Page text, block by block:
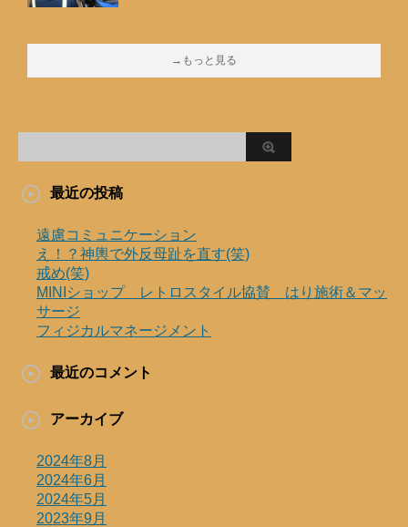
→もっと見る
最近の投稿
遠慮コミュニケーション
え！？神輿で外反母趾を直す(笑)
戒め(笑)
MINIショップ レトロスタイル協賛 はり施術＆マッ
サージ
フィジカルマネージメント
最近のコメント
アーカイブ
2024年8月
2024年6月
2024年5月
2023年9月